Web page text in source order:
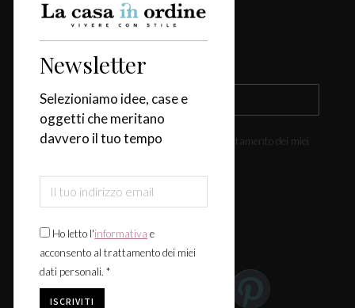
Fiere & Eventi
Iscriviti alla newsletter
Ho letto l' informativae acconsento al trattamento dei miei
Seguici:
Newsletter
Selezioniamo idee, case e
oggetti che meritano
davvero il tuo tempo
Ho letto l'informativa e
acconsento al trattamento dei miei
dati personali. *